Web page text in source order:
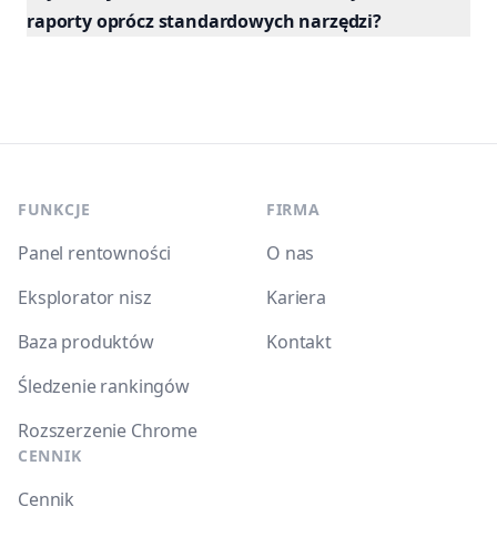
raporty oprócz standardowych narzędzi?
FUNKCJE
Panel rentowności
Eksplorator nisz
Baza produktów
Śledzenie rankingów
Rozszerzenie Chrome
CENNIK
Cennik
FIRMA
O nas
Kariera
Kontakt